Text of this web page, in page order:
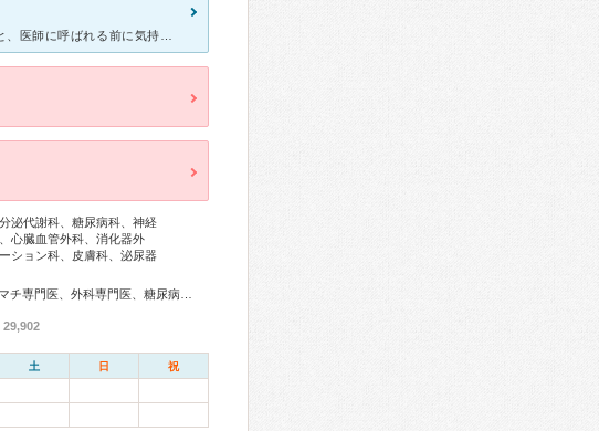
泌代謝科、糖尿病科、神経
心臓血管外科、消化器外
ション科、皮膚科、泌尿器
29,902
土 日 祝